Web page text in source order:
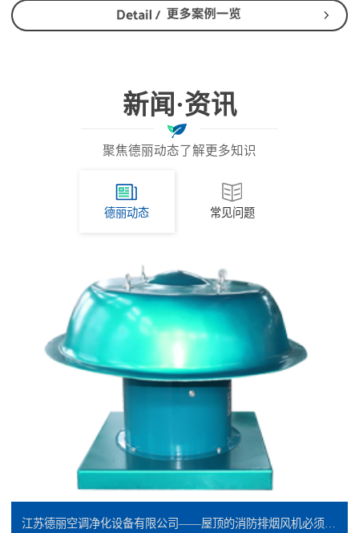
新闻·资讯
聚焦德丽动态了解更多知识
德丽动态 常见问题
江苏德丽空调净化设备有限公司——屋顶的消防排烟风机必须是防爆的吗